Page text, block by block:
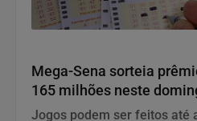
Mega-Sena sorteia
165 milhões neste
Jogos podem ser feitos até